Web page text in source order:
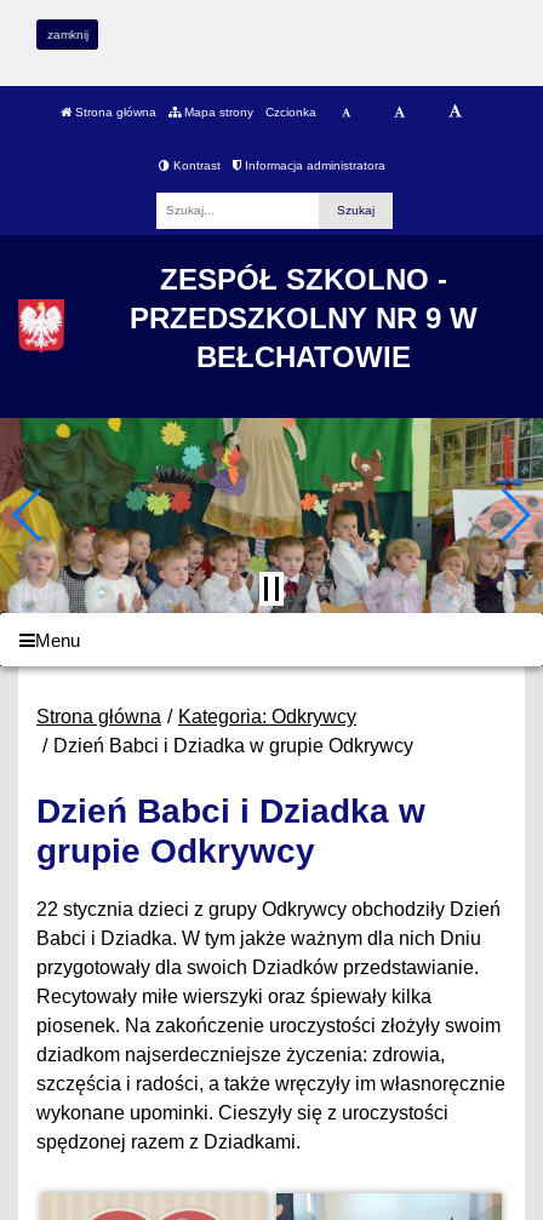
zamknij
Strona główna Mapa strony Czcionka
Kontrast Informacja administratora
ZESPÓŁ SZKOLNO -
PRZEDSZKOLNY NR 9 W
BEŁCHATOWIE
Menu
Strona główna
Kategoria: Odkrywcy
Dzień Babci i Dziadka w grupie Odkrywcy
Dzień Babci i Dziadka w
grupie Odkrywcy
22 stycznia dzieci z grupy Odkrywcy obchodziły Dzień
Babci i Dziadka. W tym jakże ważnym dla nich Dniu
przygotowały dla swoich Dziadków przedstawianie.
Recytowały miłe wierszyki oraz śpiewały kilka
piosenek. Na zakończenie uroczystości złożyły swoim
dziadkom najserdeczniejsze życzenia: zdrowia,
szczęścia i radości, a także wręczyły im własnoręcznie
wykonane upominki. Cieszyły się z uroczystości
spędzonej razem z Dziadkami.